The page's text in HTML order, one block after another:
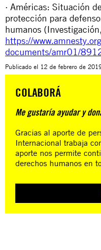
· Américas: Situación
protección para
humanos
https://
documents/amr01/
Publicado el 12 de febrero de
COLABORÁ
Me gustaría ayudar y
Gracias al aporte de
Internacional trabaja
aporte nos permite
derechos humanos en